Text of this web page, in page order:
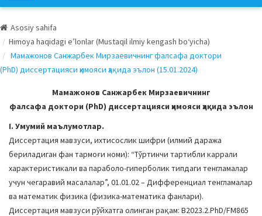
o
g
e
N
v
g
a
t
i
o
n
Asosiy sahifa
Himoya haqidagi e’lonlar (Mustaqil ilmiy kengash bo‘yicha)
Мамажонов Санжарбек Мирзаевичнинг фалсафа доктори
(PhD) диссертацияси ҳимояси ҳақида эълон (15.01.2024)
Мамажонов Санжарбек Мирзаевичнинг
фалсафа доктори (PhD) диссертацияси ҳимояси ҳақида эълон
I. Умумий маълумотлар.
Диссертация мавзуси, ихтисослик шифри (илмий даража
бериладиган фан тармоғи номи): “Тўртинчи тартибли каррали
характеристикали ва параболо-гиперболик типдаги тенгламалар
учун чегаравий масалалар”, 01.01.02 – Дифференциал тенгламалар
ва математик физика (физика-математика фанлари).
Диссертация мавзуси рўйхатга олинган рақам: В2023.2.PhD/FM865